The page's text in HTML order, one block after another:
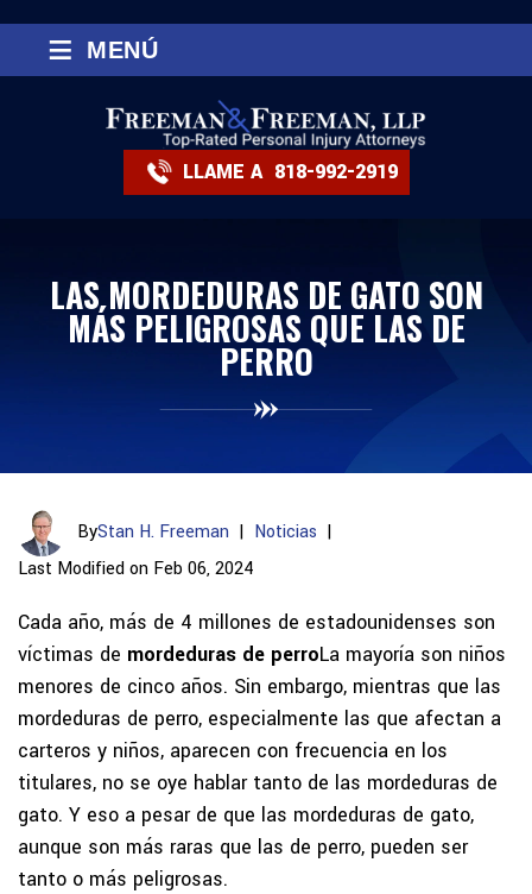
LLAME A 818-992-2919
≡ MENÚ
LAS MORDEDURAS DE GATO SON
MÁS PELIGROSAS QUE LAS DE
PERRO
ByStan H. Freeman | Noticias |
Last Modified on Feb 06, 2024
Cada año, más de 4 millones de estadounidenses son
víctimas de mordeduras de perroLa mayoría son niños
menores de cinco años. Sin embargo, mientras que las
mordeduras de perro, especialmente las que afectan a
carteros y niños, aparecen con frecuencia en los
titulares, no se oye hablar tanto de las mordeduras de
gato. Y eso a pesar de que las mordeduras de gato,
aunque son más raras que las de perro, pueden ser
tanto o más peligrosas.